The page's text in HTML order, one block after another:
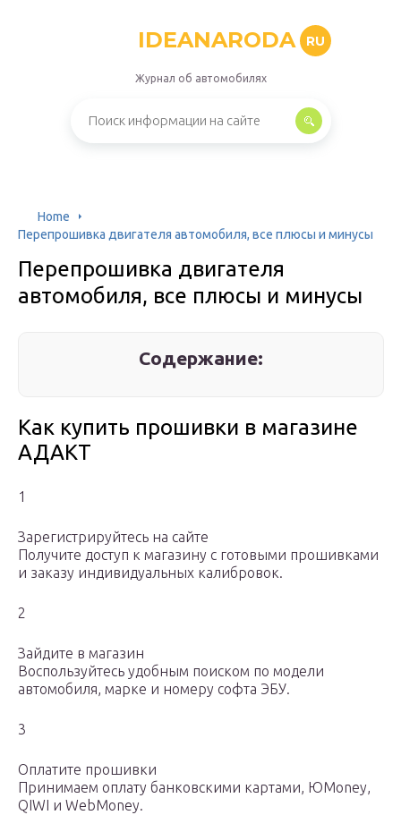
IDEANARODA RU
Журнал об автомобилях
Home
Перепрошивка двигателя автомобиля, все плюсы и минусы
Перепрошивка двигателя
автомобиля, все плюсы и минусы
Содержание:
Как купить прошивки в магазине
АДАКТ
1
Зарегистрируйтесь на сайте
Получите доступ к магазину с готовыми прошивками
и заказу индивидуальных калибровок.
2
Зайдите в магазин
Воспользуйтесь удобным поиском по модели
автомобиля, марке и номеру софта ЭБУ.
3
Оплатите прошивки
Принимаем оплату банковскими картами, ЮMoney,
QIWI и WebMoney.